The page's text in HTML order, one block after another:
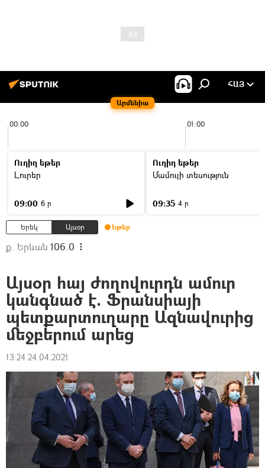
Արմենիա
ՀԱՅ
00:00 01:00
Ուղիղ եթեր
Լուրեր
09:00 6 ր
Ուղիղ եթեր
Մամուլի տեսություն
09:35 4 ր
Երեկ Այսօր Եթեր
ք. Երևան 106.0
Այսօր հայ ժողովուրդն ամուր
կանգնած է. Ֆրանսիայի
պետքարտուղարը Ազնավուրից
մեջբերում արեց
13:24 24.04.2021